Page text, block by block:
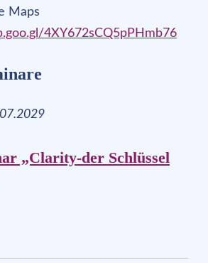
Maps
4XY672sCQ5pPHmb76
„Clarity-der Schlüssel